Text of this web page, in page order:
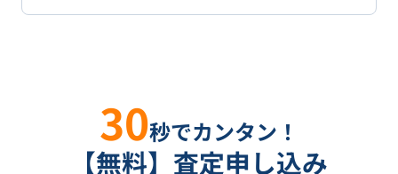
30秒でカンタン！
【無料】査定申し込み